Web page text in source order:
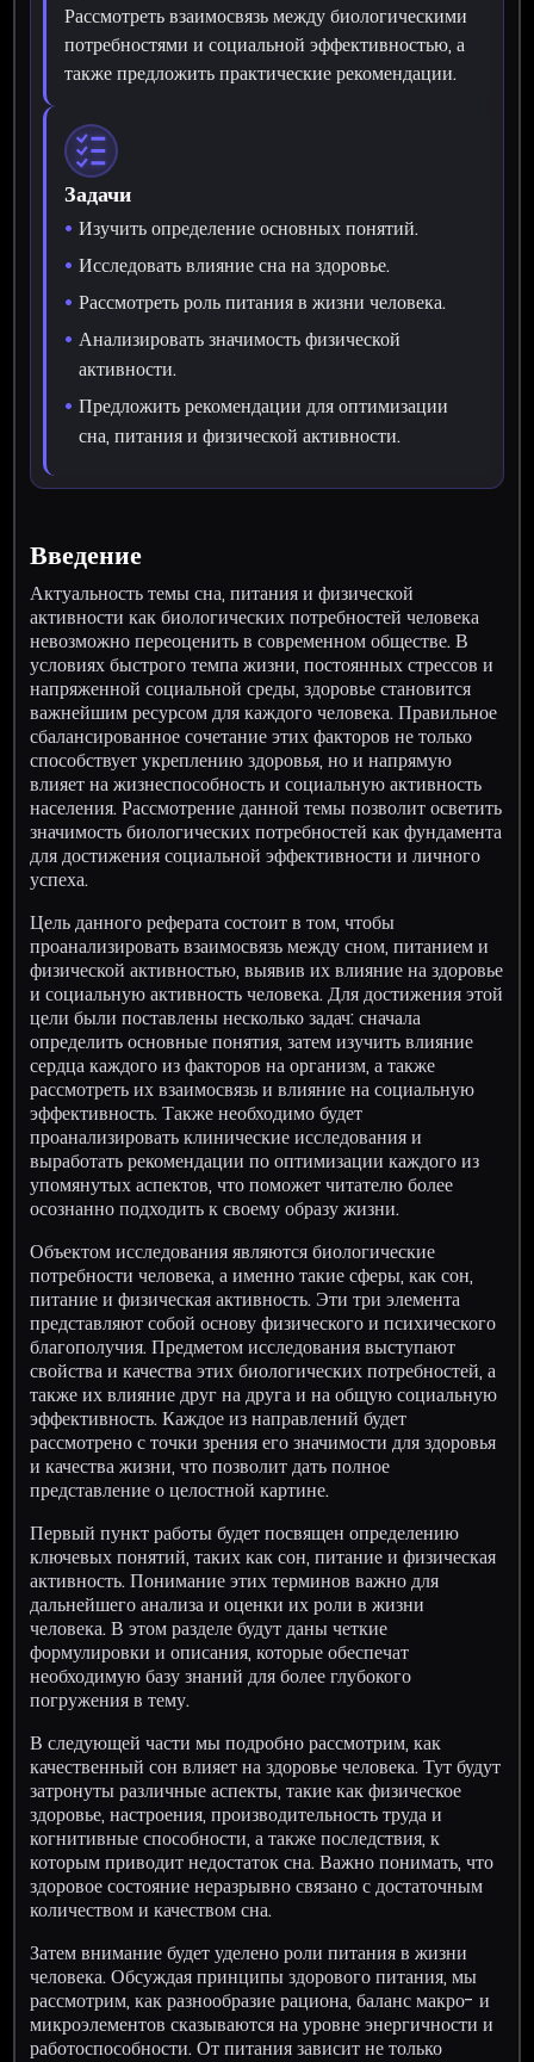
Рассмотреть взаимосвязь между биологическими
потребностями и социальной эффективностью, а
также предложить практические рекомендации.
Задачи
Изучить определение основных понятий.
Исследовать влияние сна на здоровье.
Рассмотреть роль питания в жизни человека.
Анализировать значимость физической
активности.
Предложить рекомендации для оптимизации
сна, питания и физической активности.
Введение
Актуальность темы сна, питания и физической
активности как биологических потребностей человека
невозможно переоценить в современном обществе. В
условиях быстрого темпа жизни, постоянных стрессов и
напряженной социальной среды, здоровье становится
важнейшим ресурсом для каждого человека. Правильное
сбалансированное сочетание этих факторов не только
способствует укреплению здоровья, но и напрямую
влияет на жизнеспособность и социальную активность
населения. Рассмотрение данной темы позволит осветить
значимость биологических потребностей как фундамента
для достижения социальной эффективности и личного
успеха.
Цель данного реферата состоит в том, чтобы
проанализировать взаимосвязь между сном, питанием и
физической активностью, выявив их влияние на здоровье
и социальную активность человека. Для достижения этой
цели были поставлены несколько задач: сначала
определить основные понятия, затем изучить влияние
сердца каждого из факторов на организм, а также
рассмотреть их взаимосвязь и влияние на социальную
эффективность. Также необходимо будет
проанализировать клинические исследования и
выработать рекомендации по оптимизации каждого из
упомянутых аспектов, что поможет читателю более
осознанно подходить к своему образу жизни.
Объектом исследования являются биологические
потребности человека, а именно такие сферы, как сон,
питание и физическая активность. Эти три элемента
представляют собой основу физического и психического
благополучия. Предметом исследования выступают
свойства и качества этих биологических потребностей, а
также их влияние друг на друга и на общую социальную
эффективность. Каждое из направлений будет
рассмотрено с точки зрения его значимости для здоровья
и качества жизни, что позволит дать полное
представление о целостной картине.
Первый пункт работы будет посвящен определению
ключевых понятий, таких как сон, питание и физическая
активность. Понимание этих терминов важно для
дальнейшего анализа и оценки их роли в жизни
человека. В этом разделе будут даны четкие
формулировки и описания, которые обеспечат
необходимую базу знаний для более глубокого
погружения в тему.
В следующей части мы подробно рассмотрим, как
качественный сон влияет на здоровье человека. Тут будут
затронуты различные аспекты, такие как физическое
здоровье, настроения, производительность труда и
когнитивные способности, а также последствия, к
которым приводит недостаток сна. Важно понимать, что
здоровое состояние неразрывно связано с достаточным
количеством и качеством сна.
Затем внимание будет уделено роли питания в жизни
человека. Обсуждая принципы здорового питания, мы
рассмотрим, как разнообразие рациона, баланс макро- и
микроэлементов сказываются на уровне энергичности и
работоспособности. От питания зависит не только